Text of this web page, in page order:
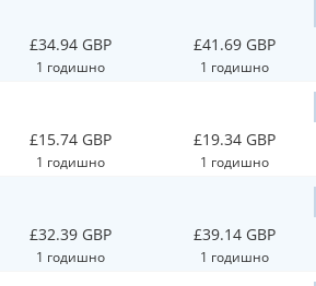
£34.94 GBP
1 годишно
£41.69 GBP
1 годишно
£15.74 GBP
1 годишно
£19.34 GBP
1 годишно
£32.39 GBP
1 годишно
£39.14 GBP
1 годишно